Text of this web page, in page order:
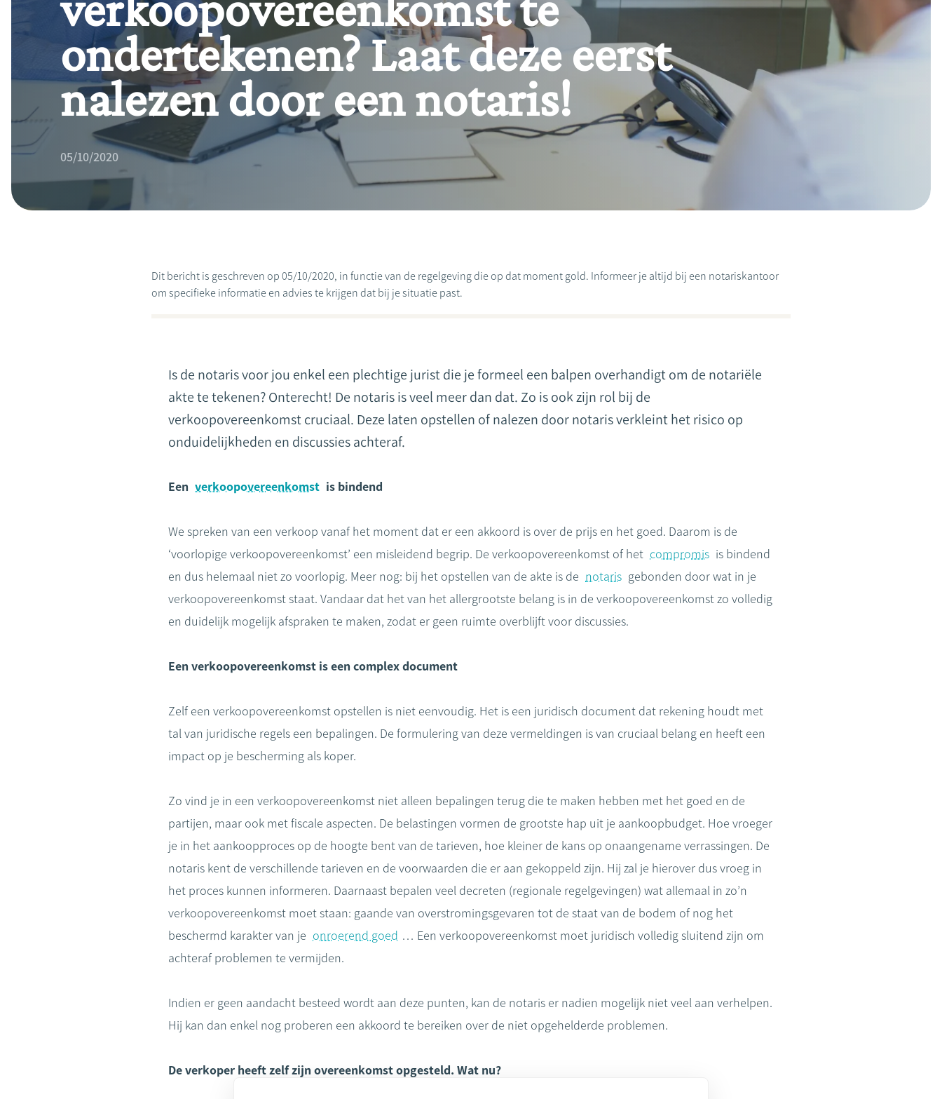
ondertekenen? Laat deze eerst
nalezen door een notaris!
05/10/2020
Dit bericht is geschreven op 05/10/2020, in functie van de regelgeving die op dat moment gold. Informeer je altijd bij een notariskantoor
om specifieke informatie en advies te krijgen dat bij je situatie past.
Is de notaris voor jou enkel een plechtige jurist die je formeel een balpen overhandigt om de notariële
akte te tekenen? Onterecht! De notaris is veel meer dan dat. Zo is ook zijn rol bij de
verkoopovereenkomst cruciaal. Deze laten opstellen of nalezen door notaris verkleint het risico op
onduidelijkheden en discussies achteraf.
Een verkoopovereenkomst is bindend
We spreken van een verkoop vanaf het moment dat er een akkoord is over de prijs en het goed. Daarom is de
‘voorlopige verkoopovereenkomst’ een misleidend begrip. De verkoopovereenkomst of het compromis is bindend
en dus helemaal niet zo voorlopig. Meer nog: bij het opstellen van de akte is de notaris gebonden door wat in je
verkoopovereenkomst staat. Vandaar dat het van het allergrootste belang is in de verkoopovereenkomst zo volledig
en duidelijk mogelijk afspraken te maken, zodat er geen ruimte overblijft voor discussies.
Een verkoopovereenkomst is een complex document
Zelf een verkoopovereenkomst opstellen is niet eenvoudig. Het is een juridisch document dat rekening houdt met
tal van juridische regels een bepalingen. De formulering van deze vermeldingen is van cruciaal belang en heeft een
impact op je bescherming als koper.
Zo vind je in een verkoopovereenkomst niet alleen bepalingen terug die te maken hebben met het goed en de
partijen, maar ook met fiscale aspecten. De belastingen vormen de grootste hap uit je aankoopbudget. Hoe vroeger
je in het aankoopproces op de hoogte bent van de tarieven, hoe kleiner de kans op onaangename verrassingen. De
notaris kent de verschillende tarieven en de voorwaarden die er aan gekoppeld zijn. Hij zal je hierover dus vroeg in
het proces kunnen informeren. Daarnaast bepalen veel decreten (regionale regelgevingen) wat allemaal in zo’n
verkoopovereenkomst moet staan: gaande van overstromingsgevaren tot de staat van de bodem of nog het
beschermd karakter van je onroerend goed … Een verkoopovereenkomst moet juridisch volledig sluitend zijn om
achteraf problemen te vermijden.
Indien er geen aandacht besteed wordt aan deze punten, kan de notaris er nadien mogelijk niet veel aan verhelpen.
Hij kan dan enkel nog proberen een akkoord te bereiken over de niet opgehelderde problemen.
De verkoper heeft zelf zijn overeenkomst opgesteld. Wat nu?